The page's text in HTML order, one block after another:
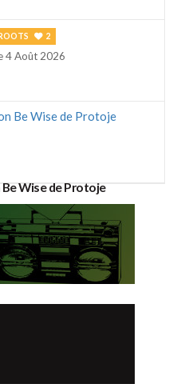
2
4 Août 2026
Wise de Protoje